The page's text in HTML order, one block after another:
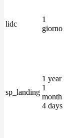
lidc
1
giorno
sp_landing
1 year
1
month
4 days